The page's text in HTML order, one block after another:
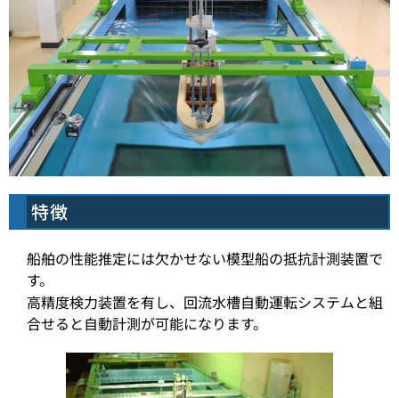
特徴
船舶の性能推定には欠かせない模型船の抵抗計測装置で
す。
高精度検力装置を有し、回流水槽自動運転システムと組
合せると自動計測が可能になります。